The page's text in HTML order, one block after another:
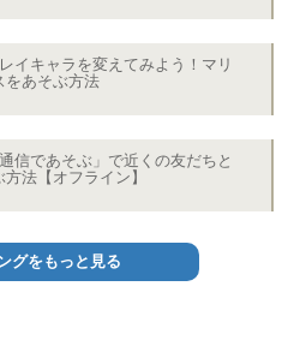
イキャラを変えてみよう！マリ
をあそぶ方法
信であそぶ」で近くの友だちと
法【オフライン】
グをもっと見る